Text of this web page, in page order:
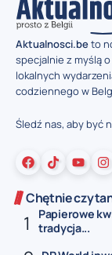
Aktualnosci.beto
specjalnie z myślą
lokalnych
codziennego w
Śledź nas, aby być
Chętnie
Papierowe
tradycja...